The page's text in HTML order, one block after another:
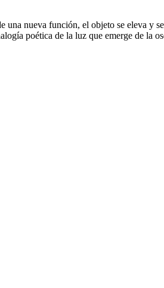
nueva función, el objeto se eleva y
poética de la luz que emerge de la